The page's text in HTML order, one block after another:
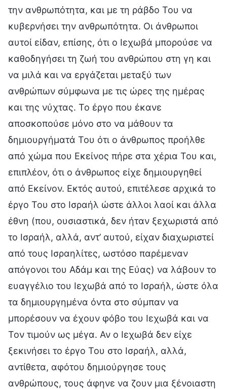
την ανθρωπότητα, και με τη ράβδο Του να
κυβερνήσει την ανθρωπότητα. Οι άνθρωποι
αυτοί είδαν, επίσης, ότι ο Ιεχωβά μπορούσε να
καθοδηγήσει τη ζωή του ανθρώπου στη γη και
να μιλά και να εργάζεται μεταξύ των
ανθρώπων σύμφωνα με τις ώρες της ημέρας
και της νύχτας. Το έργο που έκανε
αποσκοπούσε μόνο στο να μάθουν τα
δημιουργήματά Του ότι ο άνθρωπος προήλθε
από χώμα που Εκείνος πήρε στα χέρια Του και,
επιπλέον, ότι ο άνθρωπος είχε δημιουργηθεί
από Εκείνον. Εκτός αυτού, επιτέλεσε αρχικά το
έργο Του στο Ισραήλ ώστε άλλοι λαοί και άλλα
έθνη (που, ουσιαστικά, δεν ήταν ξεχωριστά από
το Ισραήλ, αλλά, αντ’ αυτού, είχαν διαχωριστεί
από τους Ισραηλίτες, ωστόσο παρέμεναν
απόγονοι του Αδάμ και της Εύας) να λάβουν το
ευαγγέλιο του Ιεχωβά από το Ισραήλ, ώστε όλα
τα δημιουργημένα όντα στο σύμπαν να
μπορέσουν να έχουν φόβο του Ιεχωβά και να
Τον τιμούν ως μέγα. Αν ο Ιεχωβά δεν είχε
ξεκινήσει το έργο Του στο Ισραήλ, αλλά,
αντίθετα, αφότου δημιούργησε τους
ανθρώπους, τους άφηνε να ζουν μια ξένοιαστη